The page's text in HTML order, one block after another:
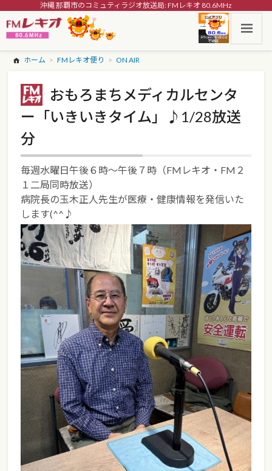
沖縄 那覇市のコミュティラジオ放送局: FMレキオ 80.6MHz
ホーム FMレキオ便り ON AIR
おもろまちメディカルセンタ
ー「いきいきタイム」♪1/28放送
分
毎週水曜日午後６時～午後７時（FMレキオ・FM２
１二局同時放送）
病院長の玉木正人先生が医療・健康情報を発信いた
します(^^♪